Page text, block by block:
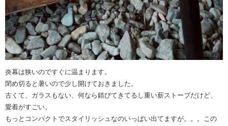
炎幕は狭いのですぐに温まります。
閉め切ると暑いので少し開けておきました。
古くて、ガラスもない、何なら錆びてきてるし重い薪ストーブだけど、
愛着がすごい。
もっとコンパクトでスタイリッシュなのいっぱい出てますが。。。この